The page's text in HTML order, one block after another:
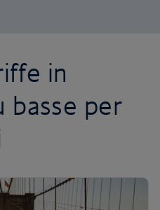
in
basse per